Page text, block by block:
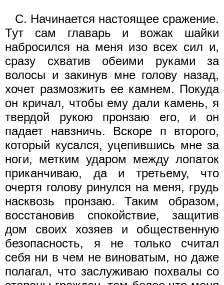
С. Начинается настоящее сражение.
Тут сам главарь и вожак шайки
набросился на меня изо всех сил и,
сразу схватив обеими руками за
волосы и закинув мне голову назад,
хочет размозжить ее камнем. Покуда
он кричал, чтобы ему дали камень, я
твердой рукою пронзаю его, и он
падает навзничь. Вскоре п второго,
который кусался, уцепившись мне за
ноги, метким ударом между лопаток
приканчиваю, да и третьему, что
очертя голову ринулся на меня, грудь
насквозь пронзаю. Таким образом,
восстановив спокойствие, защитив
дом своих хозяев и общественную
безопасность, я не только считал
себя ни в чем не виноватым, но даже
полагал, что заслуживаю похвалы со